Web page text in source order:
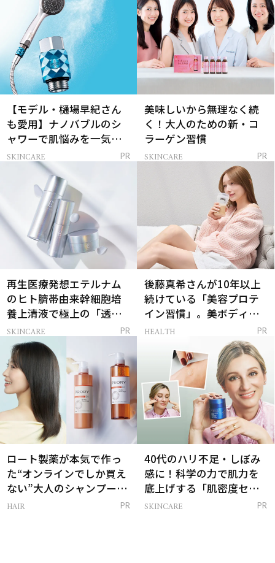
【モデル・樋場早紀さん
も愛用】ナノバブルのシ
ャワーで肌悩みを一気に
解決
SKINCARE PR
美味しいから無理なく続
く！大人のための新・コ
ラーゲン習慣
SKINCARE PR
再生医療発想エテルナム
のヒト臍帯由来幹細胞培
養上清液で極上の「透明
感ハリ肌」へ
SKINCARE PR
後藤真希さんが10年以上
続けている「美容プロテ
イン習慣」。美ボディを
支える朝ルーティンと
HEALTH PR
ロート製薬が本気で作っ
た“オンラインでしか買え
ない”大人のシャンプー＆
トリートメントって？
HAIR PR
40代のハリ不足・しぼみ
感に！科学の力で肌力を
底上げする「肌密度セラ
ム」
SKINCARE PR